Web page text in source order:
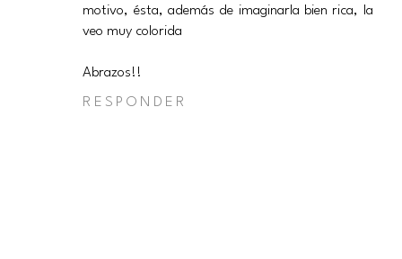
motivo, ésta, además de imaginarla bien rica, la
veo muy colorida
Abrazos!!
RESPONDER